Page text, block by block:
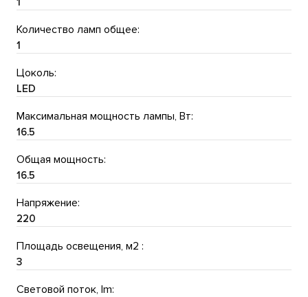
Количество ламп общее:
1
Цоколь:
LED
Максимальная мощность лампы, Вт:
16.5
Общая мощность:
16.5
Напряжение:
220
Площадь освещения, м2 :
3
Световой поток, lm: